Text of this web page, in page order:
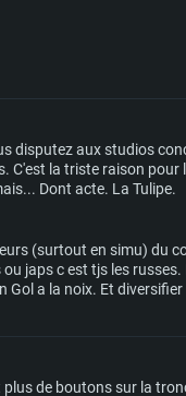
disputez aux studios
C'est la triste raison pour
Dont acte. La Tulipe.
(surtout en simu) du
japs c est tjs les russes.
Gol a la noix. Et
de boutons sur la